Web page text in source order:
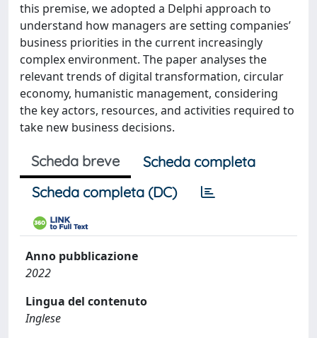
this premise, we adopted a Delphi approach to
understand how managers are setting companies’
business priorities in the current increasingly
complex environment. The paper analyses the
relevant trends of digital transformation, circular
economy, humanistic management, considering
the key actors, resources, and activities required to
take new business decisions.
Scheda breve
Scheda completa
Scheda completa (DC)
Anno pubblicazione
2022
Lingua del contenuto
Inglese